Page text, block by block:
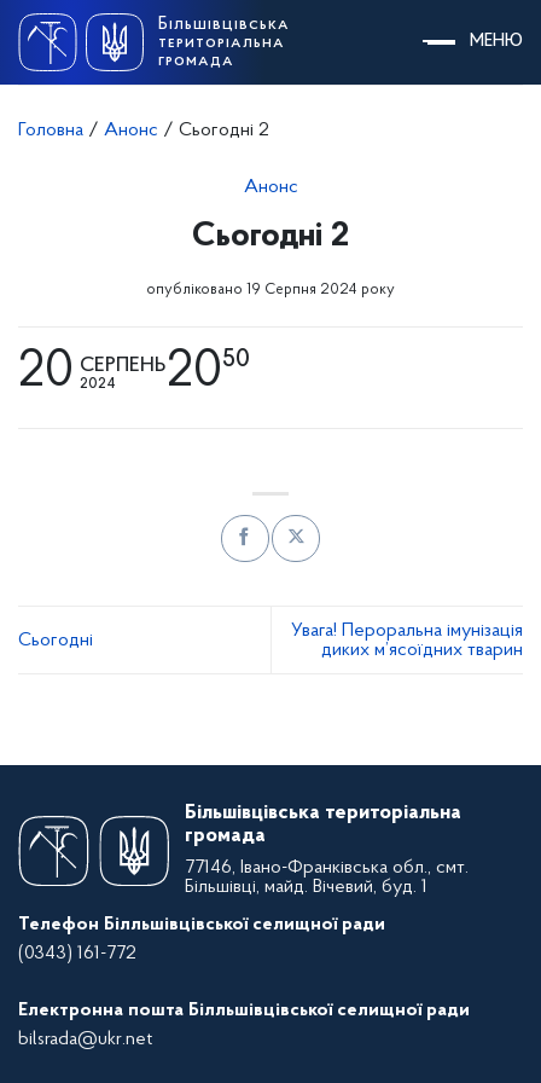
content
Більшівцівська
територіальна
громада
МЕНЮ
Головна / Анонс / Сьогодні 2
Анонс
Сьогодні 2
опубліковано 19 Серпня 2024 року
20 СЕРПЕНЬ
2024 2050
Сьогодні
Увага! Пероральна імунізація
диких м’ясоїдних тварин
Більшівцівська територіальна
громада
77146, Івано-Франківська обл., смт.
Більшівці, майд. Вічевий, буд. 1
Телефон Білльшівцівської селищної ради
(0343) 161-772
Електронна пошта Білльшівцівської селищної ради
bilsrada@ukr.net